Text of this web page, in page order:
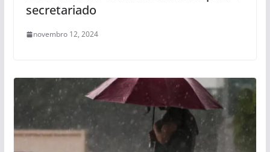
secretariado
novembro 12, 2024